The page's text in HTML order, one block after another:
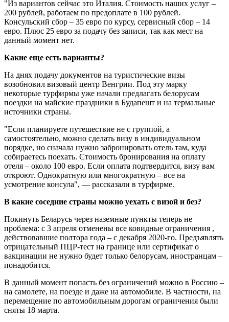
"Из вариантов сейчас это Италия. Стоимость наших услуг –
200 рублей, работаем по предоплате в 100 рублей.
Консульский сбор – 35 евро по курсу, сервисный сбор – 14
евро. Плюс 25 евро за подачу без записи, так как мест на
данный момент нет.
Какие еще есть варианты?
На днях подачу документов на туристические визы
возобновил визовый центр Венгрии. Под эту марку
некоторые турфирмы уже начали предлагать белорусам
поездки на майские праздники в Будапешт и на термальные
источники страны.
"Если планируете путешествие не с группой, а
самостоятельно, можно сделать визу в индивидуальном
порядке, но сначала нужно забронировать отель там, куда
собираетесь поехать. Стоимость бронирования на оплату
отеля – около 100 евро. Если оплата подтвердится, визу вам
откроют. Однократную или многократную – все на
усмотрение консула", — рассказали в турфирме.
В какие соседние страны можно уехать с визой и без?
Покинуть Беларусь через наземные пункты теперь не
проблема: с 3 апреля отменены все ковидные ограничения ,
действовавшие полтора года – с декабря 2020-го. Предъявлять
отрицательный ПЦР-тест на границе или сертификат о
вакцинации не нужно будет только белорусам, иностранцам –
понадобится.
В данный момент попасть без ограничений можно в Россию –
на самолете, на поезде и даже на автомобиле. В частности, на
перемещение по автомобильным дорогам ограничения были
сняты 18 марта.